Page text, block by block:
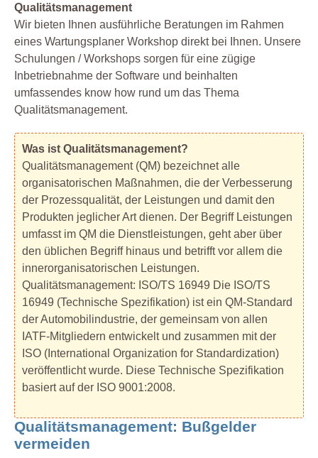
Qualitätsmanagement
Wir bieten Ihnen ausführliche Beratungen im Rahmen
eines Wartungsplaner Workshop direkt bei Ihnen. Unsere
Schulungen / Workshops sorgen für eine zügige
Inbetriebnahme der Software und beinhalten
umfassendes know how rund um das Thema
Qualitätsmanagement.
Was ist Qualitätsmanagement?
Qualitätsmanagement (QM) bezeichnet alle
organisatorischen Maßnahmen, die der Verbesserung
der Prozessqualität, der Leistungen und damit den
Produkten jeglicher Art dienen. Der Begriff Leistungen
umfasst im QM die Dienstleistungen, geht aber über
den üblichen Begriff hinaus und betrifft vor allem die
innerorganisatorischen Leistungen.
Qualitätsmanagement: ISO/TS 16949 Die ISO/TS
16949 (Technische Spezifikation) ist ein QM-Standard
der Automobilindustrie, der gemeinsam von allen
IATF-Mitgliedern entwickelt und zusammen mit der
ISO (International Organization for Standardization)
veröffentlicht wurde. Diese Technische Spezifikation
basiert auf der ISO 9001:2008.
Qualitätsmanagement: Bußgelder
vermeiden